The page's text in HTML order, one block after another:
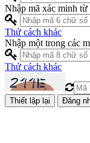
Nhập mã xác minh
Thử cách khác
Nhập một trong các
Thử cách khác
Đăng